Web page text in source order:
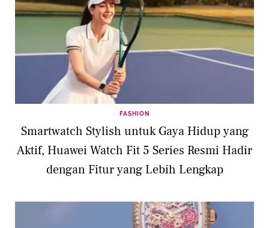
FASHION
Smartwatch Stylish untuk Gaya Hidup yang
Aktif, Huawei Watch Fit 5 Series Resmi Hadir
dengan Fitur yang Lebih Lengkap